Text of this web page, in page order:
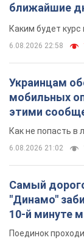
ближайшие
Каким будет
6.08.2026 22:58
Украинцам
мобильных
этими
Как не попасть в
6.08.2026 21:02
Самый
"Динамо"
10-й минуте
Поединок